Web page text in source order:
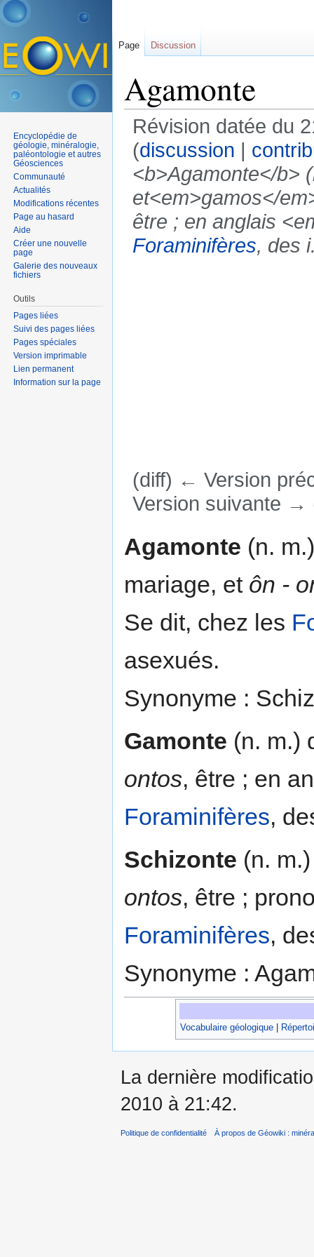
Agamonte
Révision datée du
(discussion |
<b>Agamonte</b>
et<em>gamos</
être ; en anglais
Foraminifères, des
(diff) ← Version
Version suivante →
Agamonte (n.
mariage, et ôn -
Se dit, chez les
asexués.
Synonyme :
Gamonte (n. m.)
ontos, être ; en
Foraminifères,
Schizonte (n.
ontos, être ;
Foraminifères,
Synonyme :
Vocabulaire géologique
Page Discussion
Encyclopédie de
géologie, minéralogie,
paléontologie et autres
Géosciences
Communauté
Actualités
Modifications récentes
Page au hasard
Aide
Créer une nouvelle
page
Galerie des nouveaux
fichiers
Outils
Pages liées
Suivi des pages liées
Pages spéciales
Version imprimable
Lien permanent
Information sur la page
La dernière
2010 à 21:42.
Politique de confidentialité À propos de Géowiki :